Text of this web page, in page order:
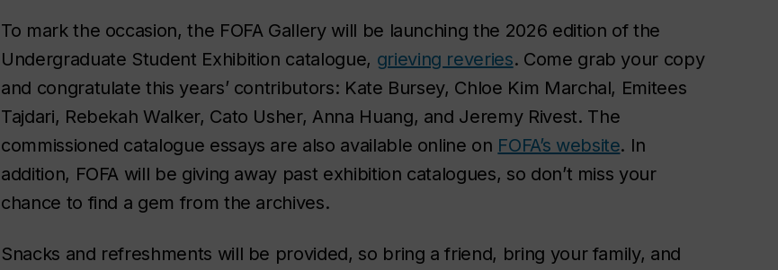
To mark the occasion, the FOFA Gallery will be launching the 2026 edition of the
Undergraduate Student Exhibition catalogue, grieving reveries. Come grab your copy
and congratulate this years’ contributors: Kate Bursey, Chloe Kim Marchal, Emitees
Tajdari, Rebekah Walker, Cato Usher, Anna Huang, and Jeremy Rivest. The
commissioned catalogue essays are also available online on FOFA’s website. In
addition, FOFA will be giving away past exhibition catalogues, so don’t miss your
chance to find a gem from the archives.
Snacks and refreshments will be provided, so bring a friend, bring your family, and